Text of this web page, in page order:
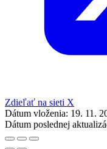
Zdieľať na sieti X
Dátum vloženia: 19. 11.
Dátum poslednej